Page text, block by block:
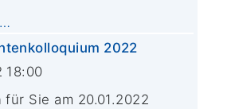
2022
18:00
Sie am 20.01.2022